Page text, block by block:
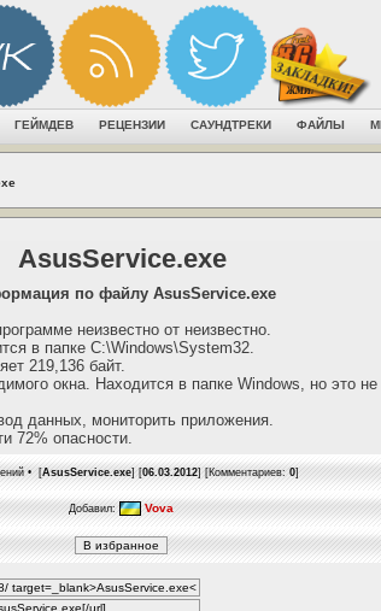
ГЕЙМДЕВ РЕЦЕНЗИИ САУНДТРЕКИ ФАЙЛЫ
AsusService.exe
по файлу AsusService.exe
неизвестно от неизвестно.
в папке C:\Windows\System32.
219,136 байт.
окна. Находится в папке Windows, но это
данных, мониторить приложения.
72% опасности.
• [AsusService.exe] [06.03.2012] [Комментариев: 0]
Добавил: Vova